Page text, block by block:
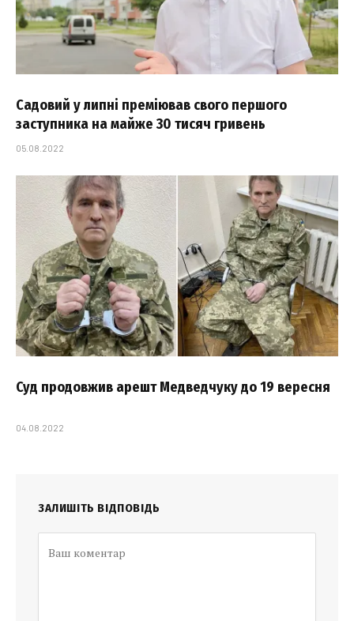
Садовий у липні преміював свого першого
заступника на майже 30 тисяч гривень
05.08.2022
Суд продовжив арешт Медведчуку до 19 вересня
04.08.2022
ЗАЛИШІТЬ ВІДПОВІДЬ